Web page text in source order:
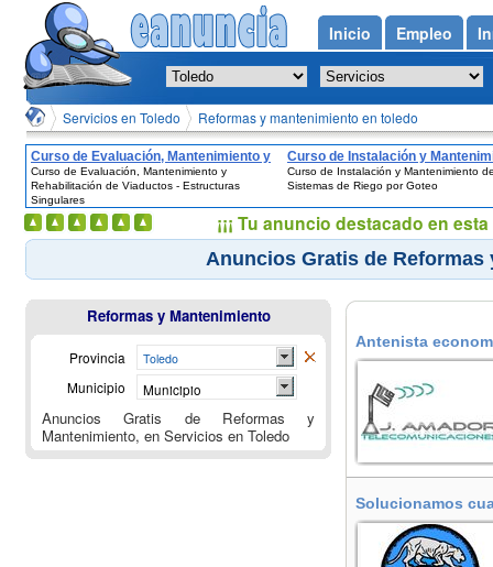
Servicios en Toledo Reformas y mantenimiento en toledo
Curso de Evaluación, Mantenimiento y
Rehabilitación de Viaductos -
Estructuras Singulares
Curso de Evaluación, Mantenimiento y
Rehabilitación de Viaductos - Estructuras
Singulares
Curso de Instalación y
de Sistemas de Riego por Goteo
Curso de Instalación y Mantenimiento
Sistemas de Riego por Goteo
Anuncios Gratis de Reformas
Antenista
Solucionamos
de la Reina
Reformas y Mantenimiento
Provincia Toledo
Municipio Municipio
Anuncios Gratis de Reformas y
Mantenimiento, en Servicios en Toledo
Inicio Empleo
¡¡¡ Tu anuncio destacado en